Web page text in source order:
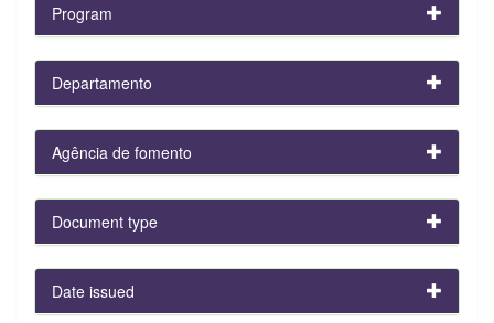
Program
Departamento
Agência de fomento
Document type
Date issued